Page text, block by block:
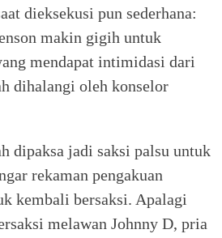
dieksekusi pun sederhana:
makin gigih untuk
mendapat intimidasi dari
dihalangi oleh konselor
dipaksa jadi saksi palsu untuk
rekaman pengakuan
kembali bersaksi. Apalagi
melawan Johnny D, pria